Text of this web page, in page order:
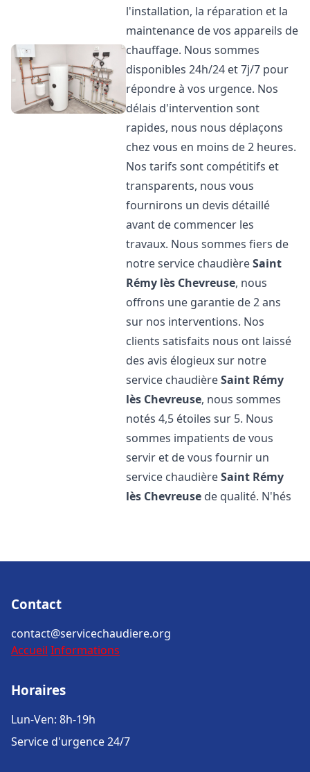
l'installation, la réparation et la
maintenance de vos appareils de
chauffage. Nous sommes
disponibles 24h/24 et 7j/7 pour
répondre à vos urgence. Nos
délais d'intervention sont
rapides, nous nous déplaçons
chez vous en moins de 2 heures.
Nos tarifs sont compétitifs et
transparents, nous vous
fournirons un devis détaillé
avant de commencer les
travaux. Nous sommes fiers de
notre service chaudièreSaint
Rémy lès Chevreuse, nous
offrons une garantie de 2 ans
sur nos interventions. Nos
clients satisfaits nous ont laissé
des avis élogieux sur notre
service chaudièreSaint Rémy
lès Chevreuse, nous sommes
notés 4,5 étoiles sur 5. Nous
sommes impatients de vous
servir et de vous fournir un
service chaudièreSaint Rémy
lès Chevreuse de qualité. N'hés
Contact
contact@servicechaudiere.org
Accueil Informations
Horaires
Lun-Ven: 8h-19h
Service d'urgence 24/7